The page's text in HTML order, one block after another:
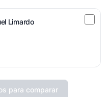
Limardo
para comparar